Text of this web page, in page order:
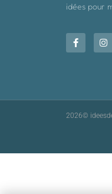
idées pour
2026©